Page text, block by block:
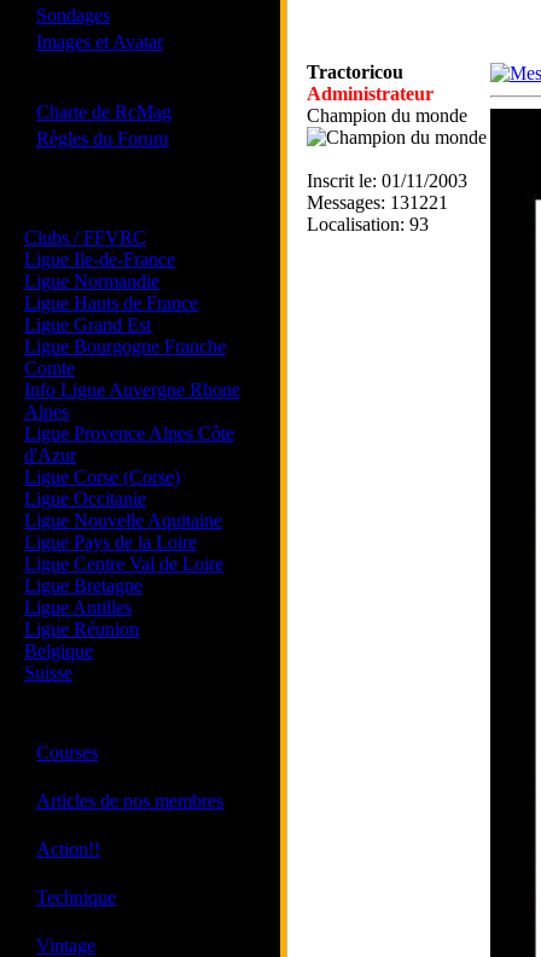
Sondages
Images et Avatar
Charte de RcMag
Règles du Forum
Clubs / FFVRC
Ligue Ile-de-France
Ligue Normandie
Ligue Hauts de France
Ligue Grand Est
Ligue Bourgogne Franche
Comte
Info Ligue Auvergne Rhone
Alpes
Ligue Provence Alpes Côte
d'Azur
Ligue Corse (Corse)
Ligue Occitanie
Ligue Nouvelle Aquitaine
Ligue Pays de la Loire
Ligue Centre Val de Loire
Ligue Bretagne
Ligue Antilles
Ligue Réunion
Belgique
Suisse
Courses
Articles de nos membres
Action!!
Technique
Vintage
Tractoricou
Administrateur
Champion du monde
Inscrit le: 01/11/2003
Messages: 131221
Localisation: 93